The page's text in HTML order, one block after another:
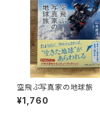
空飛ぶ写真家の地球旅
¥1,760